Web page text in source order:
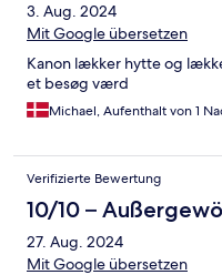
3. Aug. 2024
Mit Google übersetzen
Kanon lækker hytte og
et besøg værd
Michael, Aufenthalt von 1
Verifizierte Bewertung
10/10 –
27. Aug. 2024
Mit Google übersetzen